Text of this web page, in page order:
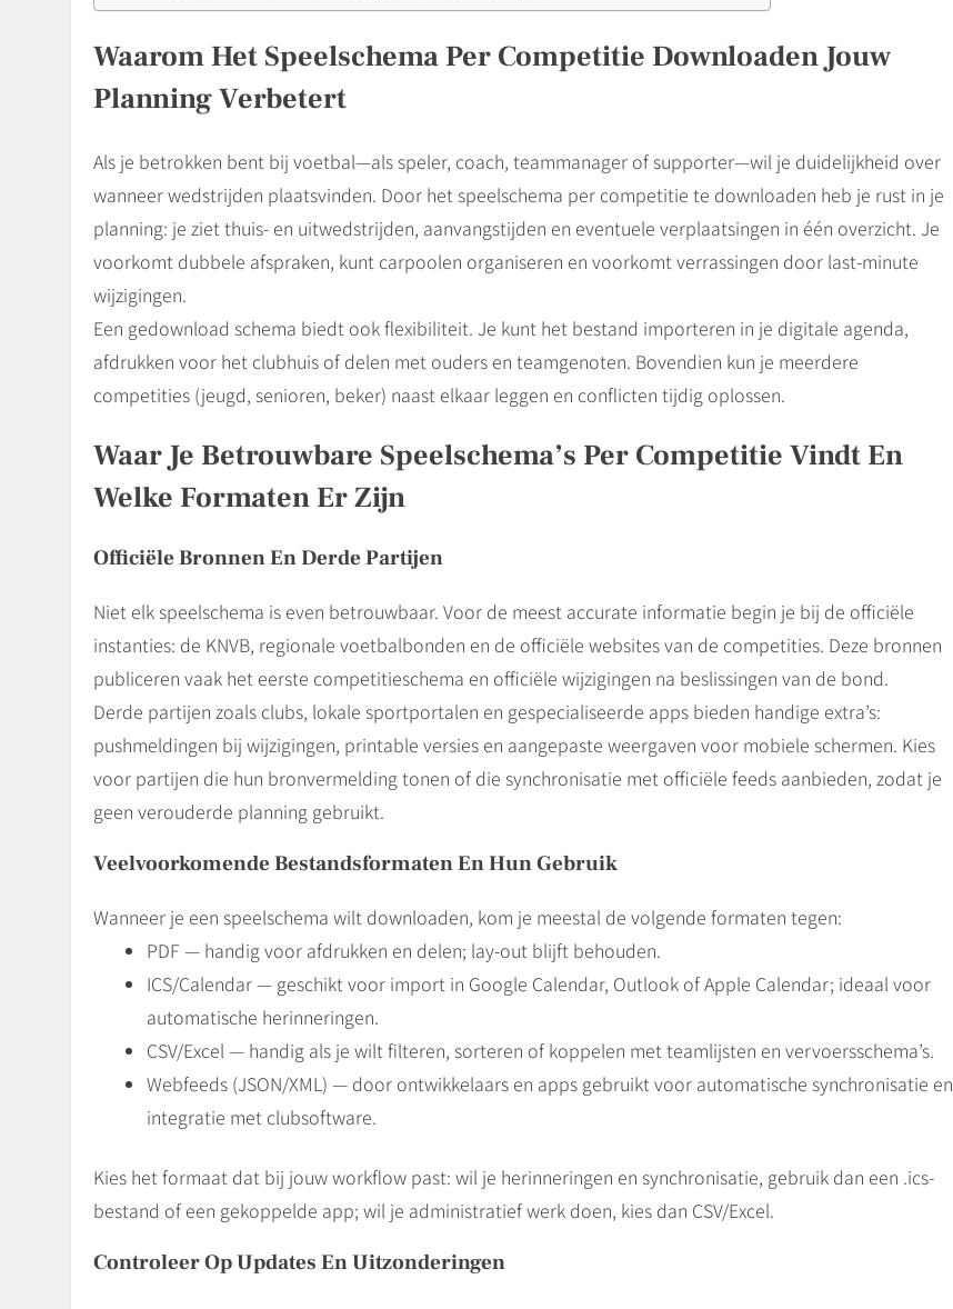
Waarom Het Speelschema Per Competitie Downloaden Jouw
Planning Verbetert
Als je betrokken bent bij voetbal—als speler, coach, teammanager of supporter—wil je duidelijkheid over
wanneer wedstrijden plaatsvinden. Door het speelschema per competitie te downloaden heb je rust in je
planning: je ziet thuis- en uitwedstrijden, aanvangstijden en eventuele verplaatsingen in één overzicht. Je
voorkomt dubbele afspraken, kunt carpoolen organiseren en voorkomt verrassingen door last-minute
wijzigingen.
Een gedownload schema biedt ook flexibiliteit. Je kunt het bestand importeren in je digitale agenda,
afdrukken voor het clubhuis of delen met ouders en teamgenoten. Bovendien kun je meerdere
competities (jeugd, senioren, beker) naast elkaar leggen en conflicten tijdig oplossen.
Waar Je Betrouwbare Speelschema’s Per Competitie Vindt En
Welke Formaten Er Zijn
Officiële Bronnen En Derde Partijen
Niet elk speelschema is even betrouwbaar. Voor de meest accurate informatie begin je bij de officiële
instanties: de KNVB, regionale voetbalbonden en de officiële websites van de competities. Deze bronnen
publiceren vaak het eerste competitieschema en officiële wijzigingen na beslissingen van de bond.
Derde partijen zoals clubs, lokale sportportalen en gespecialiseerde apps bieden handige extra’s:
pushmeldingen bij wijzigingen, printable versies en aangepaste weergaven voor mobiele schermen. Kies
voor partijen die hun bronvermelding tonen of die synchronisatie met officiële feeds aanbieden, zodat je
geen verouderde planning gebruikt.
Veelvoorkomende Bestandsformaten En Hun Gebruik
Wanneer je een speelschema wilt downloaden, kom je meestal de volgende formaten tegen:
PDF — handig voor afdrukken en delen; lay-out blijft behouden.
ICS/Calendar — geschikt voor import in Google Calendar, Outlook of Apple Calendar; ideaal voor
automatische herinneringen.
CSV/Excel — handig als je wilt filteren, sorteren of koppelen met teamlijsten en vervoersschema’s.
Webfeeds (JSON/XML) — door ontwikkelaars en apps gebruikt voor automatische synchronisatie en
integratie met clubsoftware.
Kies het formaat dat bij jouw workflow past: wil je herinneringen en synchronisatie, gebruik dan een .ics-
bestand of een gekoppelde app; wil je administratief werk doen, kies dan CSV/Excel.
Controleer Op Updates En Uitzonderingen